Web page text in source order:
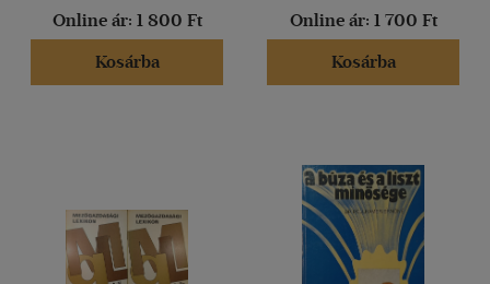
Online ár: 1 800 Ft
Kosárba
Online ár: 1 700 Ft
Kosárba